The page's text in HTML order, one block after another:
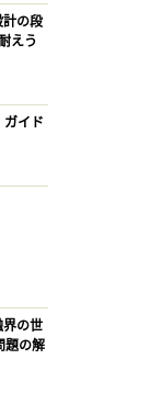
計の段
えう
ガイド
界の世
題の解